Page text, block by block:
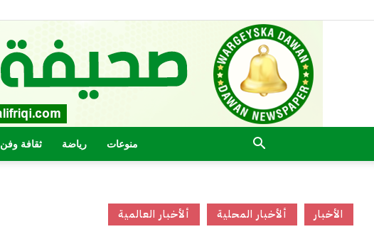
ثقافة وفن رياضة منوعات
ألأخبار العالمية ألأخبار المحلية الأخبار